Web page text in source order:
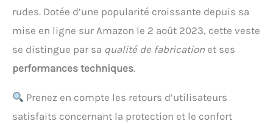
rudes. Dotée d’une popularité croissante depuis sa
mise en ligne sur Amazon le 2 août 2023, cette veste
se distingue par sa qualité de fabrication et ses
performances techniques.
Prenez en compte les retours d’utilisateurs
satisfaits concernant la protection et le confort